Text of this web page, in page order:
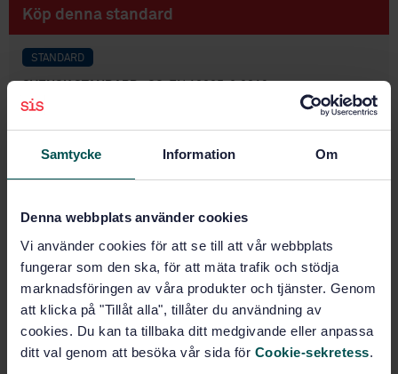
Samtycke Information Om
Denna webbplats använder cookies
Vi använder cookies för att se till att vår webbplats
fungerar som den ska, för att mäta trafik och stödja
marknadsföringen av våra produkter och tjänster. Genom
att klicka på "Tillåt alla", tillåter du användning av
cookies. Du kan ta tillbaka ditt medgivande eller anpassa
ditt val genom att besöka vår sida för Cookie-sekretess.
Köp denna standard
STANDARD
SVENSK STANDARD· SS-EN 10025-6:2019
Varmvalsade konstruktionsstål - Del 6: Tekniska
leveransbestämmelser för platta produkter av
PDF
Lägg i varukorgen
Fler alternativ